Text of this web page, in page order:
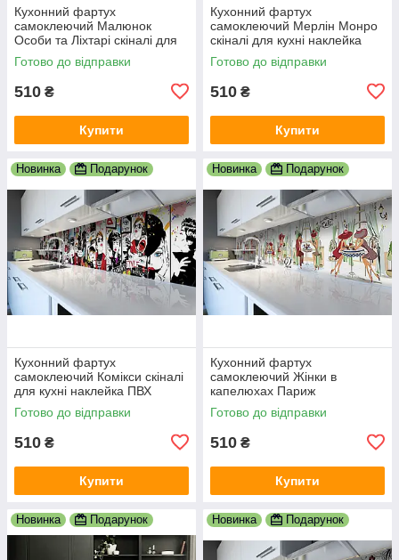
Кухонний фартух
самоклеючий Малюнок
Особи та Ліхтарі скіналі для
кухні наклейка ПВХ люди
зелений 600х2000 мм
Готово до відправки
510 ₴
Купити
Кухонний фартух
самоклеючий Мерлін Монро
скіналі для кухні наклейка
ПВХ дівчина люди чорний
600х2000 мм
Готово до відправки
510 ₴
Купити
Новинка Подарунок
Кухонний фартух
самоклеючий Комікси скіналі
для кухні наклейка ПВХ
малюнок люди білий
600х2000 мм
Готово до відправки
510 ₴
Купити
Новинка Подарунок
Кухонний фартух
самоклеючий Жінки в
капелюхах Париж
мальований скіналі для кухні
наклейка ПВХ беж 600х2000
Готово до відправки
510 ₴
Купити
Новинка Подарунок Новинка Подарунок